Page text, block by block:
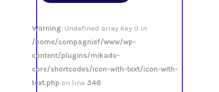
Warning: Undefined array key 0 in
/home/compagnief/www/wp-
content/plugins/mikado-
core/shortcodes/icon-with-text/icon-with-
text.php on line346